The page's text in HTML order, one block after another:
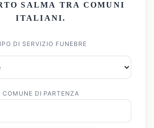
SALMA TRA COMUNI
ITALIANI.
DI SERVIZIO FUNEBRE
COMUNE DI PARTENZA